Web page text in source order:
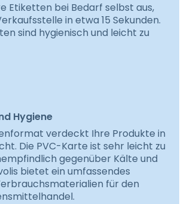
Etiketten bei Bedarf selbst aus,
in etwa 15 Sekunden.
sind hygienisch und leicht zu
Hygiene
verdeckt Ihre Produkte in
Die PVC-Karte ist sehr leicht zu
gegenüber Kälte und
bietet ein umfassendes
für den